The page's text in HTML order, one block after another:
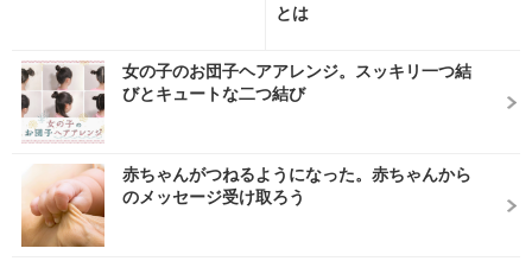
とは
女の子のお団子ヘアアレンジ。スッキリ一つ結
びとキュートな二つ結び
赤ちゃんがつねるようになった。赤ちゃんから
のメッセージ受け取ろう